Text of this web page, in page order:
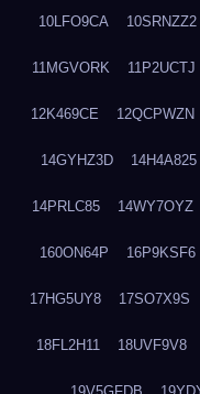
10LFO9CA 10SRNZZ2
11MGVORK 11P2UCTJ
12K469CE 12QCPWZN
14GYHZ3D 14H4A825
14PRLC85 14WY7OYZ
160ON64P 16P9KSF6
17HG5UY8 17SO7X9S
18FL2H11 18UVF9V8